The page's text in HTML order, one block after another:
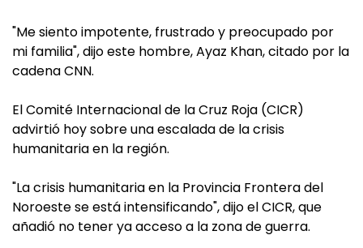
"Me siento impotente, frustrado y preocupado por
mi familia", dijo este hombre, Ayaz Khan, citado por la
cadena CNN.
El Comité Internacional de la Cruz Roja (CICR)
advirtió hoy sobre una escalada de la crisis
humanitaria en la región.
"La crisis humanitaria en la Provincia Frontera del
Noroeste se está intensificando", dijo el CICR, que
añadió no tener ya acceso a la zona de guerra.